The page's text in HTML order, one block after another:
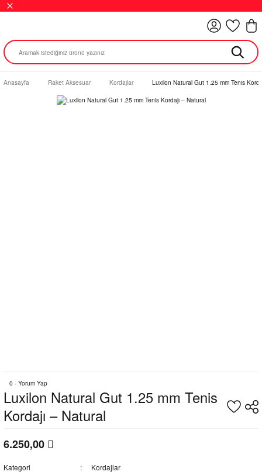
Anasayfa Raket Aksesuar Kordajlar Luxilon Natural Gut 1.25 mm Tenis
0 - Yorum Yap
Luxilon Natural Gut 1.25 mm Tenis
Kordajı – Natural
6.250,00
Kategori
Kordajlar